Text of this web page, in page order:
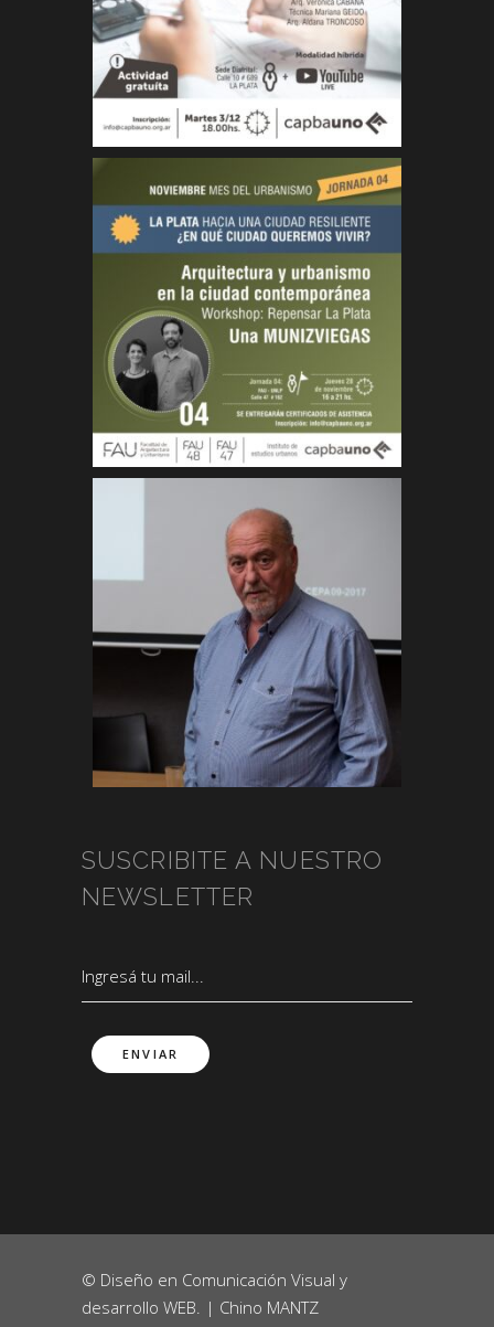
SUSCRIBITE A NUESTRO
NEWSLETTER
© Diseño en Comunicación Visual y
desarrollo WEB. | Chino MANTZ